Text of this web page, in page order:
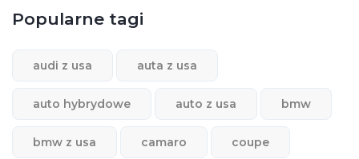
Popularne tagi
audi z usa auta z usa
auto hybrydowe auto z usa bmw
bmw z usa camaro coupe